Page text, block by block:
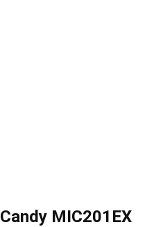
Candy MIC201EX